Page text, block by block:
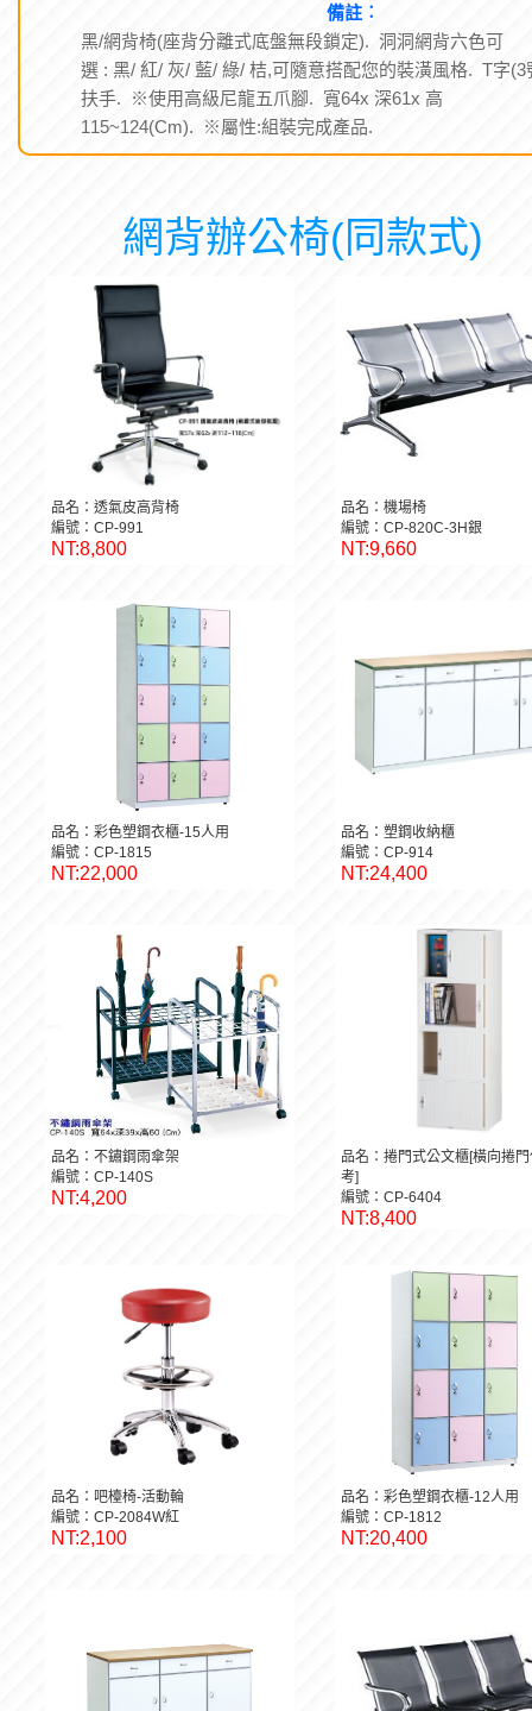
備註︰
黑/網背椅(座背分離式底盤無段鎖定). 洞洞網背六色可
選 : 黑/ 紅/ 灰/ 藍/ 綠/ 桔,可隨意搭配您的裝潢風格. T字(3
扶手. ※使用高級尼龍五爪腳. 寬64x 深61x 高
115~124(Cm). ※屬性:組裝完成產品.
網背辦公椅(同款式)
品名：透氣皮高背椅
編號：CP-991
NT:8,800
品名：機場椅
編號：CP-820C-3H銀
NT:9,660
品名：彩色塑鋼衣櫃-15人用
編號：CP-1815
NT:22,000
品名：塑鋼收納櫃
編號：CP-914
NT:24,400
品名：不鏽鋼雨傘架
編號：CP-140S
NT:4,200
品名：捲門式公文櫃[橫向捲
考]
編號：CP-6404
NT:8,400
品名：吧檯椅-活動輪
編號：CP-2084W紅
NT:2,100
品名：彩色塑鋼衣櫃-12人用
編號：CP-1812
NT:20,400